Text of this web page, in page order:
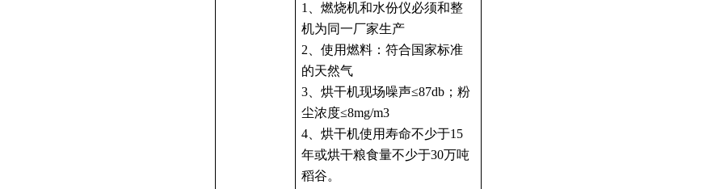
1、 燃烧机和水份仪必须和整
机为同一厂家生产
2、 使用燃料：符合国家标准
的天然气
3、 烘干机现场噪声≤87db；粉
尘浓度≤8mg/m3
4、 烘干机使用寿命不少于15
年或烘干粮食量不少于30万吨
稻谷。